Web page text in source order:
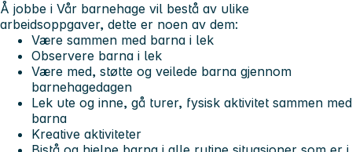
Å jobbe i Vår barnehage vil bestå av ulike
arbeidsoppgaver, dette er noen av dem:
Være sammen med barna i lek
Observere barna i lek
Være med, støtte og veilede barna gjennom
barnehagedagen
Lek ute og inne, gå turer, fysisk aktivitet sammen med
barna
Kreative aktiviteter